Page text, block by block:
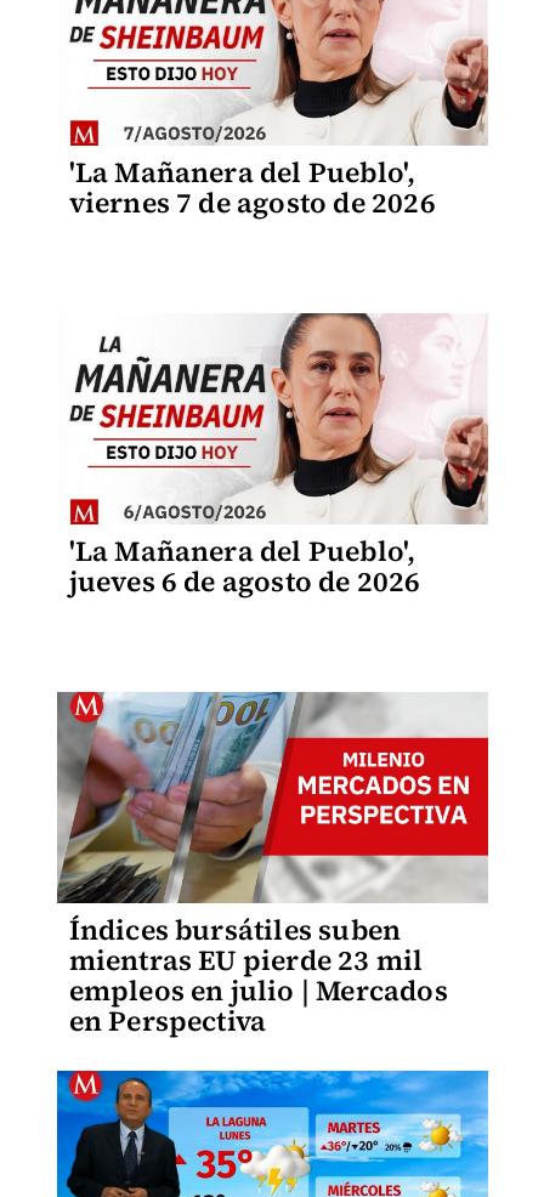
'La Mañanera del Pueblo',
viernes 7 de agosto de 2026
'La Mañanera del Pueblo',
jueves 6 de agosto de 2026
Índices bursátiles suben
mientras EU pierde 23 mil
empleos en julio | Mercados
en Perspectiva